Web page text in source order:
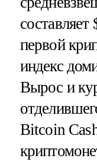
составляет
первой
индекс
Вырос и
Bitcoin